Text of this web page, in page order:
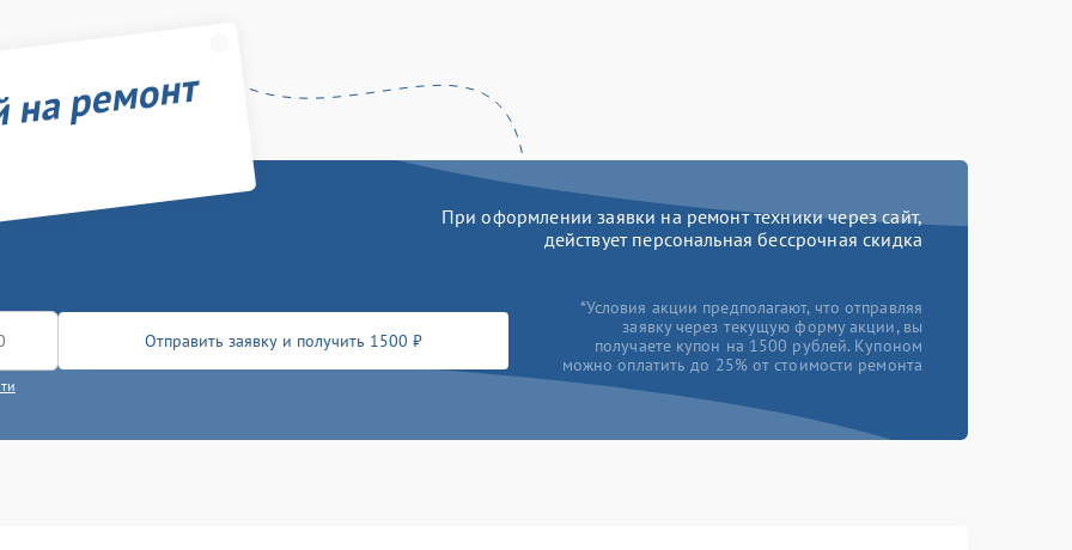
ремонт
При оформлении заявки на ремонт техники через сайт,
действует персональная бессрочная скидка
Отправить заявку и получить 1500 ₽
*Условия акции предполагают, что отправляя
заявку через текущую форму акции, вы
получаете купон на 1500 рублей. Купоном
можно оплатить до 25% от стоимости ремонта